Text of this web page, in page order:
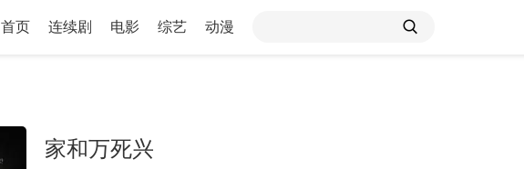
首页 连续剧 电影 综艺 动漫
家和万死兴